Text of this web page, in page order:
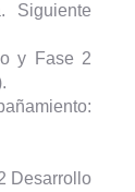
Siguiente
y Fase 2
Desarrollo